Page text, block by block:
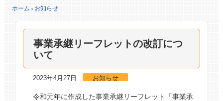
ホーム > お知らせ
事業承継リーフレットの改訂につ
いて
2023年4月27日 お知らせ
令和元年に作成した事業承継リーフレット「事業承